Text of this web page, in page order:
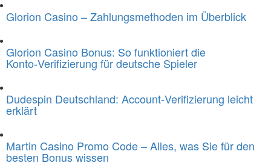
Glorion Casino – Zahlungsmethoden im Überblick
Glorion Casino Bonus: So funktioniert die
Konto‑Verifizierung für deutsche Spieler
Dudespin Deutschland: Account‑Verifizierung leicht
erklärt
Martin Casino Promo Code – Alles, was Sie für den
besten Bonus wissen